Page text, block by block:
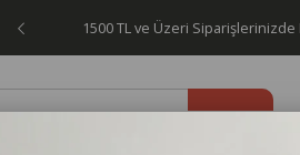
1500 TL ve Üzeri